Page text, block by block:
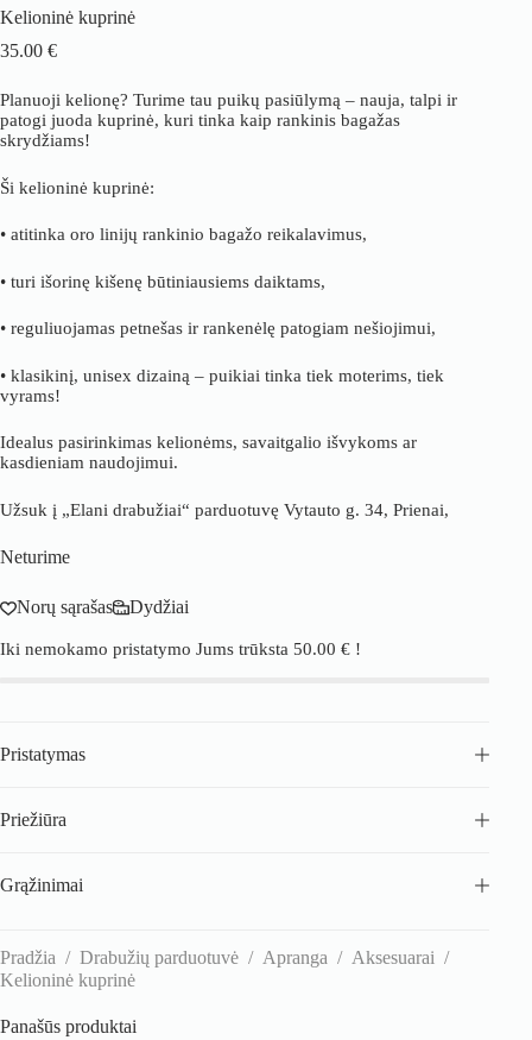
Kelioninė kuprinė
35.00 €
Planuoji kelionę? Turime tau puikų pasiūlymą – nauja, talpi ir
patogi juoda kuprinė, kuri tinka kaip rankinis bagažas
skrydžiams!
Ši kelioninė kuprinė:
• atitinka oro linijų rankinio bagažo reikalavimus,
• turi išorinę kišenę būtiniausiems daiktams,
• reguliuojamas petnešas ir rankenėlę patogiam nešiojimui,
• klasikinį, unisex dizainą – puikiai tinka tiek moterims, tiek
vyrams!
Idealus pasirinkimas kelionėms, savaitgalio išvykoms ar
kasdieniam naudojimui.
Užsuk į „Elani drabužiai“ parduotuvę Vytauto g. 34, Prienai,
Neturime
Norų sąrašas Dydžiai
Iki nemokamo pristatymo Jums trūksta 50.00 € !
Pristatymas
Priežiūra
Grąžinimai
Pradžia / Drabužių parduotuvė / Apranga / Aksesuarai /
Kelioninė kuprinė
Panašūs produktai